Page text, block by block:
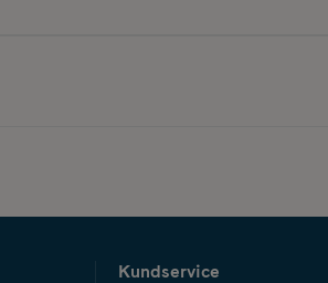
Kundservice